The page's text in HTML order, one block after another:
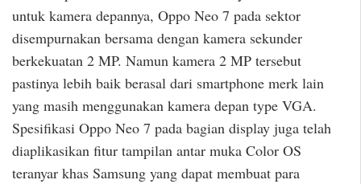
untuk kamera depannya, Oppo Neo 7 pada sektor
disempurnakan bersama dengan kamera sekunder
berkekuatan 2 MP. Namun kamera 2 MP tersebut
pastinya lebih baik berasal dari smartphone merk lain
yang masih menggunakan kamera depan type VGA.
Spesifikasi Oppo Neo 7 pada bagian display juga telah
diaplikasikan fitur tampilan antar muka Color OS
teranyar khas Samsung yang dapat membuat para